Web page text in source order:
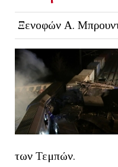
Ξενοφών Α.
των Τεμπών.